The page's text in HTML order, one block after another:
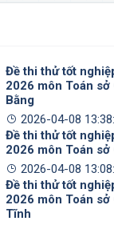
Đề thi thử tốt
2026 môn Toán sở
Bằng
2026-04-08
Đề thi thử tốt
2026 môn Toán sở
2026-04-08
Đề thi thử tốt
2026 môn Toán sở
Tĩnh